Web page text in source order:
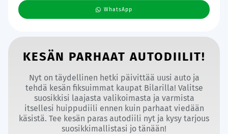
WhatsApp
KESÄN PARHAAT AUTODIILIT!
Nyt on täydellinen hetki päivittää uusi auto ja
tehdä kesän fiksuimmat kaupat Bilarilla! Valitse
suosikkisi laajasta valikoimasta ja varmista
itsellesi huippudiili ennen kuin parhaat viedään
käsistä. Tee kesän paras autodiili nyt ja kysy tarjous
suosikkimallistasi jo tänään!